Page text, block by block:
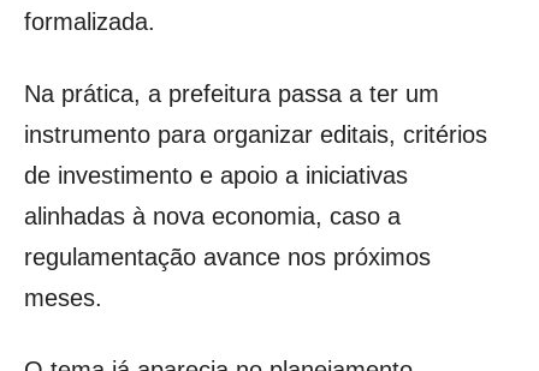
formalizada.
Na prática, a prefeitura passa a ter um
instrumento para organizar editais, critérios
de investimento e apoio a iniciativas
alinhadas à nova economia, caso a
regulamentação avance nos próximos
meses.